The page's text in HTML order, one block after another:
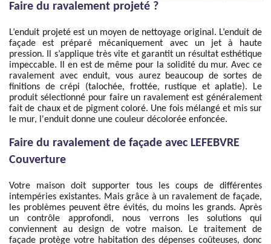
Faire du ravalement projeté ?
L’enduit projeté est un moyen de nettoyage original. L’enduit de
façade est préparé mécaniquement avec un jet à haute
pression. Il s’applique très vite et garantit un résultat esthétique
impeccable. Il en est de même pour la solidité du mur. Avec ce
ravalement avec enduit, vous aurez beaucoup de sortes de
finitions de crépi (talochée, frottée, rustique et aplatie). Le
produit sélectionné pour faire un ravalement est généralement
fait de chaux et de pigment coloré. Une fois mélangé et mis sur
le mur, l'enduit donne une couleur décolorée enfoncée.
Faire du ravalement de façade avec LEFEBVRE
Couverture
Votre maison doit supporter tous les coups de différentes
intempéries existantes. Mais grâce à un ravalement de façade,
les problèmes peuvent être évités, du moins les grands. Après
un contrôle approfondi, nous verrons les solutions qui
conviennent au design de votre maison. Le traitement de
façade protège votre habitation des dépenses coûteuses, donc